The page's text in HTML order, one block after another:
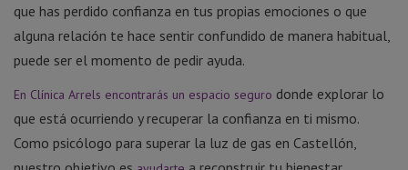
que has perdido confianza en tus propias emociones o que
alguna relación te hace sentir confundido de manera habitual,
puede ser el momento de pedir ayuda.
En Clínica Arrels encontrarás un espacio seguro donde explorar lo
que está ocurriendo y recuperar la confianza en ti mismo.
Como psicólogo para superar la luz de gas en Castellón,